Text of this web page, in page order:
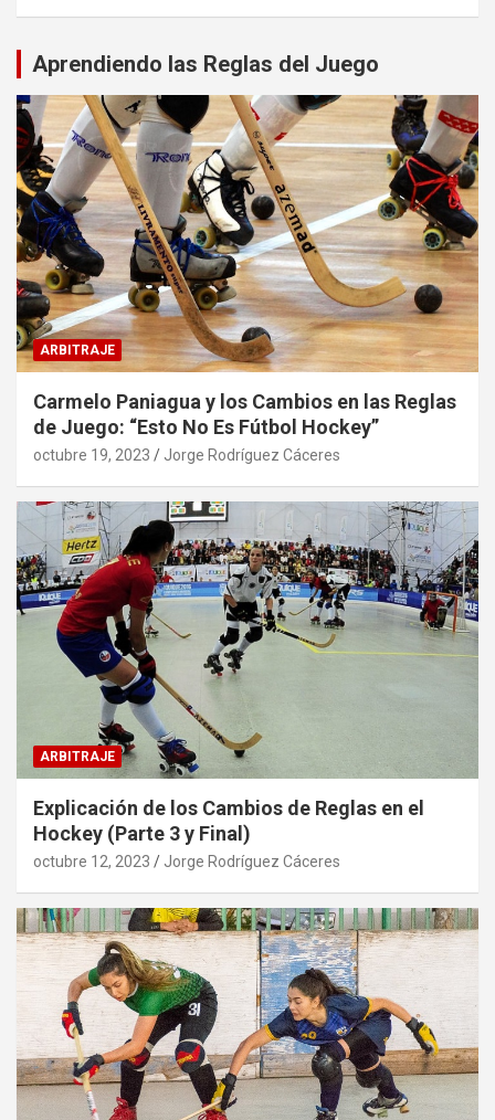
Aprendiendo las Reglas del Juego
ARBITRAJE
Carmelo Paniagua y los Cambios en las Reglas
de Juego: “Esto No Es Fútbol Hockey”
octubre 19, 2023 Jorge Rodríguez Cáceres
ARBITRAJE
Explicación de los Cambios de Reglas en el
Hockey (Parte 3 y Final)
octubre 12, 2023 Jorge Rodríguez Cáceres